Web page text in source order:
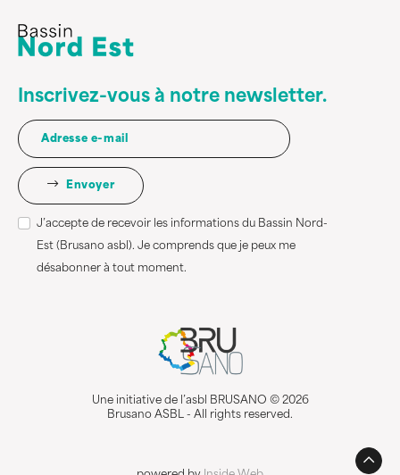
Inscrivez-vous à notre newsletter.
Envoyer
J’accepte de recevoir les informations du Bassin Nord-
Est (Brusano asbl). Je comprends que je peux me
désabonner à tout moment.
Une initiative de l’asbl BRUSANO © 2026
Brusano ASBL - All rights reserved.